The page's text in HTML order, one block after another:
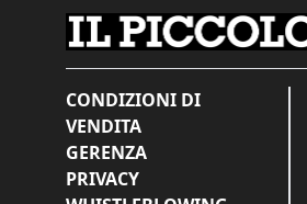
CONDIZIONI DI
VENDITA
GERENZA
PRIVACY